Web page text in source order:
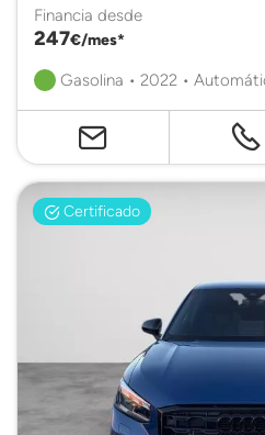
Financia desde
247€/mes*
Gasolina • 2022 •
Certificado